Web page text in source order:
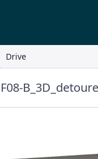
Drive